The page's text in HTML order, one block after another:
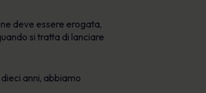
deve essere erogata,
si tratta di lanciare
anni, abbiamo